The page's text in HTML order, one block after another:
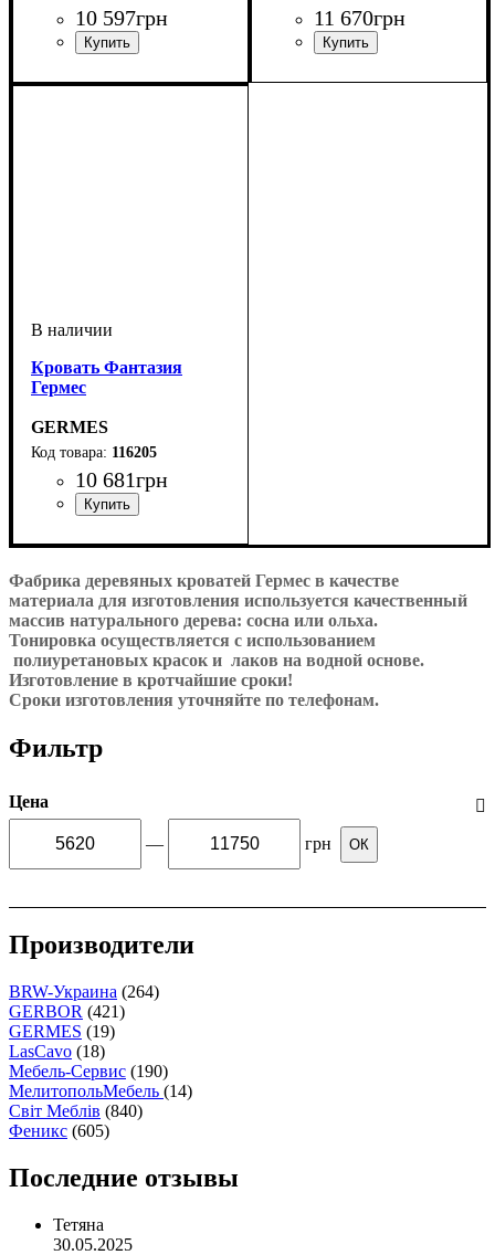
10 597грн 11 670грн
Кровать Фантазия
Гермес
GERMES
116205
10 681грн
Фабрика деревяных кроватей Гермес в качестве
материала для изготовления используется качественный
массив натурального дерева: сосна или ольха.
Тонировка осуществляется с использованием
полиуретановых красок и лаков на водной основе.
Изготовление в кротчайшие сроки!
Сроки изготовления уточняйте по телефонам.
Фильтр
Цена
— грн ОК
Производители
BRW-Украина (264)
GERBOR (421)
GERMES (19)
LasCavo (18)
Мебель-Сервис (190)
МелитопольМебель (14)
Світ Меблів (840)
Феникс (605)
Последние отзывы
Тетяна
30.05.2025